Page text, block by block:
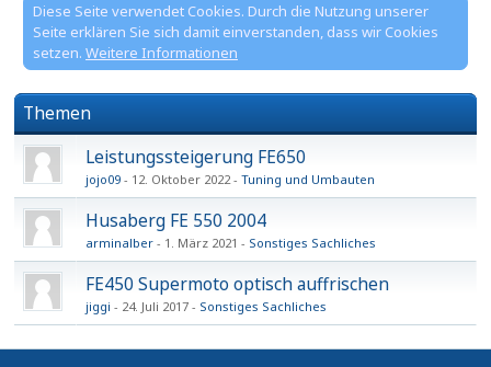
Diese Seite verwendet Cookies. Durch die Nutzung unserer
Seite erklären Sie sich damit einverstanden, dass wir Cookies
setzen. Weitere Informationen
Themen
Leistungssteigerung FE650
jojo09 12. Oktober 2022 Tuning und Umbauten
Husaberg FE 550 2004
arminalber 1. März 2021 Sonstiges Sachliches
FE450 Supermoto optisch auffrischen
jiggi 24. Juli 2017 Sonstiges Sachliches